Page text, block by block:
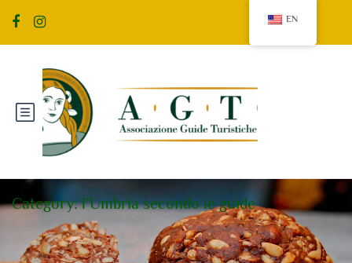
Category:l’Umbria secondo le guide
EN